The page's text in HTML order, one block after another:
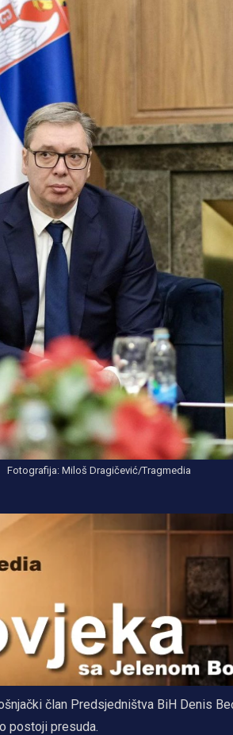
Fotografija: Miloš Dragičević/Tragmedia
član Predsjedništva BiH Denis
postoji presuda.